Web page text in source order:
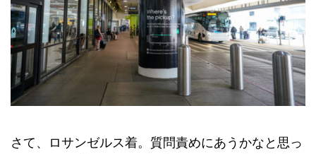
さて、ロサンゼルス着。質問責めにあうかなと思っ